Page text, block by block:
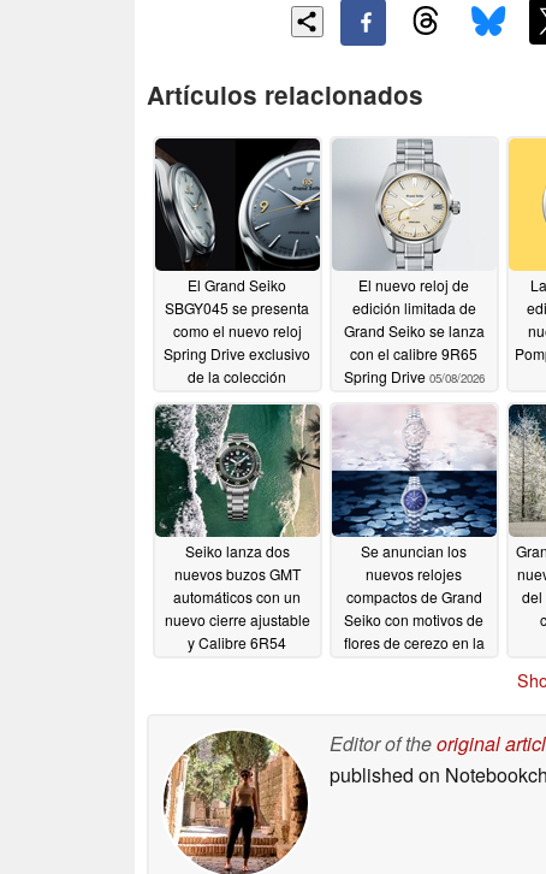
Artículos relacionados
El Grand Seiko
SBGY045 se presenta
como el nuevo reloj
Spring Drive exclusivo
de la colección
06/24/2026
El nuevo reloj de
edición limitada de
Grand Seiko se lanza
con el calibre 9R65
Spring Drive 05/08/2026
Seiko lanza dos
nuevos buzos GMT
automáticos con un
nuevo cierre ajustable
y Calibre 6R54
Se anuncian los
nuevos relojes
compactos de Grand
Seiko con motivos de
flores de cerezo en la
del
Editor of theoriginal
published on